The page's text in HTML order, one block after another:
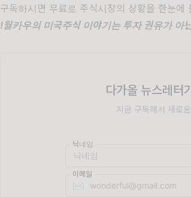
구독하시면 무료로 주식시장의 상황을 한눈
!월카우의 미국주식 이야기는 투자 권유가 아
다가올 뉴스레터
지금 구독해서 새로
닉네임
이메일
✉️